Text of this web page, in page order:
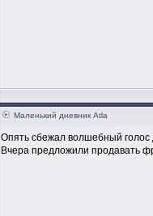
Маленький дневник Atla
Опять сбежал волшебный голос
Вчера предложили продавать